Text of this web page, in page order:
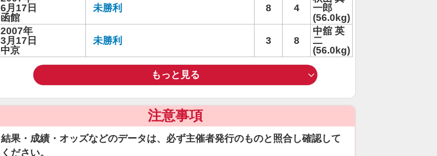
6月17日
函館
未勝利 8 4
一郎
(56.0kg)
2007年
3月17日
中京
未勝利 3 8
中舘 英
二
(56.0kg)
もっと見る
注意事項
結果・成績・オッズなどのデータは、必ず主催者発行のものと照合し確認して
ください。